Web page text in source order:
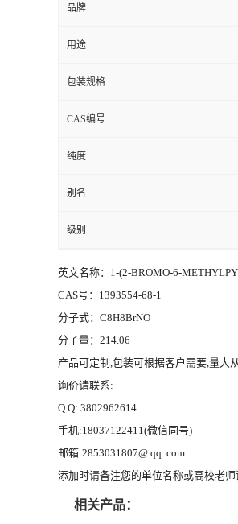
品牌
用途
包装规格
CAS编号
纯度
别名
级别
英文名称：1-(2-BROMO-6-
CAS号：1393554-68-1
分子式：C8H8BrNO
分子量：214.06
产品可定制,包装可根据客户需要,量大
询价请联系:
Q Q: 3802962614
手机:18037122411(微信同号)
邮箱:2853031807@ qq .com
添加时请备注您的单位名称或高校老师
相关产品：